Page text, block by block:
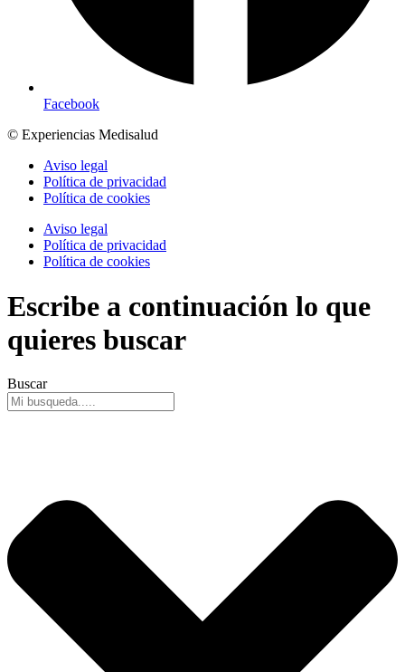
Facebook
© Experiencias Medisalud
Aviso legal
Política de privacidad
Política de cookies
Aviso legal
Política de privacidad
Política de cookies
Escribe a continuación lo que
quieres buscar
Buscar